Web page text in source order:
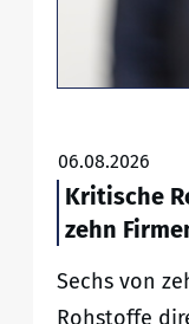
06.08.2026
Kritische
zehn
Sechs von
Rohstoffe